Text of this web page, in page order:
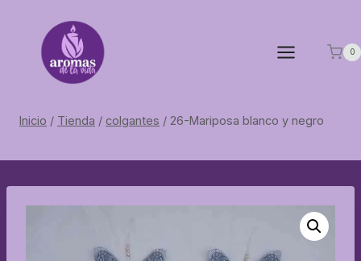
contenido
0
Inicio / Tienda / colgantes / 26-Mariposa blanco y negro